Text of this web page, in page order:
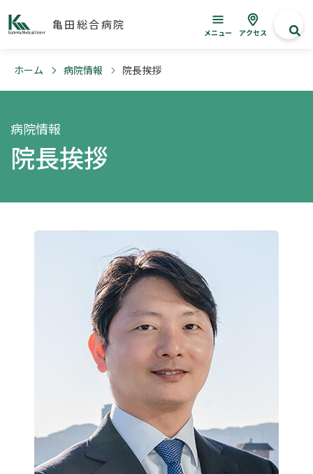
亀田総合病院
メニュー アクセス
ホーム 病院情報 院長挨拶
病院情報
院長挨拶